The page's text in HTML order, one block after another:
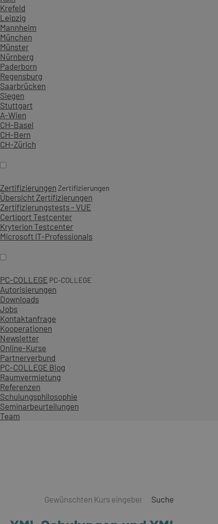
Krefeld
Leipzig
Mannheim
München
Münster
Nürnberg
Paderborn
Regensburg
Saarbrücken
Siegen
Stuttgart
A-Wien
CH-Basel
CH-Bern
CH-Zürich
Zertifizierungen Zertifizierungen
Übersicht Zertifizierungen
Zertifizierungstests - VUE
Certiport Testcenter
Kryterion Testcenter
Microsoft IT-Professionals
PC-COLLEGE PC-COLLEGE
Autorisierungen
Downloads
Jobs
Kontaktanfrage
Kooperationen
Newsletter
Online-Kurse
Partnerverbund
PC-COLLEGE Blog
Raumvermietung
Referenzen
Schulungsphilosophie
Seminarbeurteilungen
Team
Suche